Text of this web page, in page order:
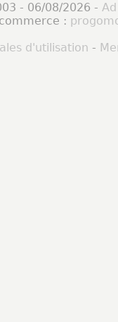
- 06/08/2026 -
:
d'utilisation -